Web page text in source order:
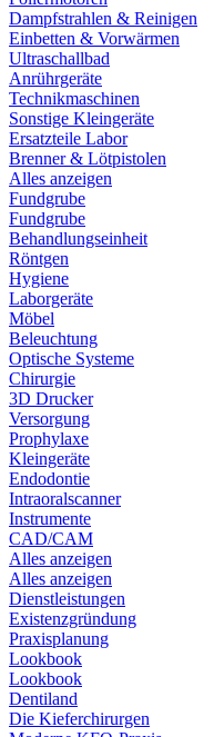
Dampfstrahlen & Reinigen
Einbetten & Vorwärmen
Ultraschallbad
Anrührgeräte
Technikmaschinen
Sonstige Kleingeräte
Ersatzteile Labor
Brenner & Lötpistolen
Alles anzeigen
Fundgrube
Fundgrube
Behandlungseinheit
Röntgen
Hygiene
Laborgeräte
Möbel
Beleuchtung
Optische Systeme
Chirurgie
3D Drucker
Versorgung
Prophylaxe
Kleingeräte
Endodontie
Intraoralscanner
Instrumente
CAD/CAM
Alles anzeigen
Alles anzeigen
Dienstleistungen
Existenzgründung
Praxisplanung
Lookbook
Lookbook
Dentiland
Die Kieferchirurgen